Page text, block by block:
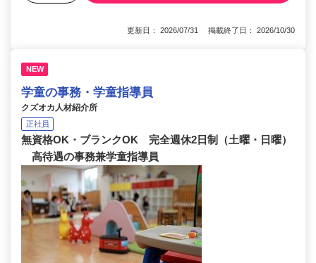
更新日： 2026/07/31 掲載終了日： 2026/10/30
NEW
学童の事務・学童指導員
クズオカ人材紹介所
正社員
無資格OK・ブランクOK 完全週休2日制（土曜・日曜）
高待遇の事務兼学童指導員